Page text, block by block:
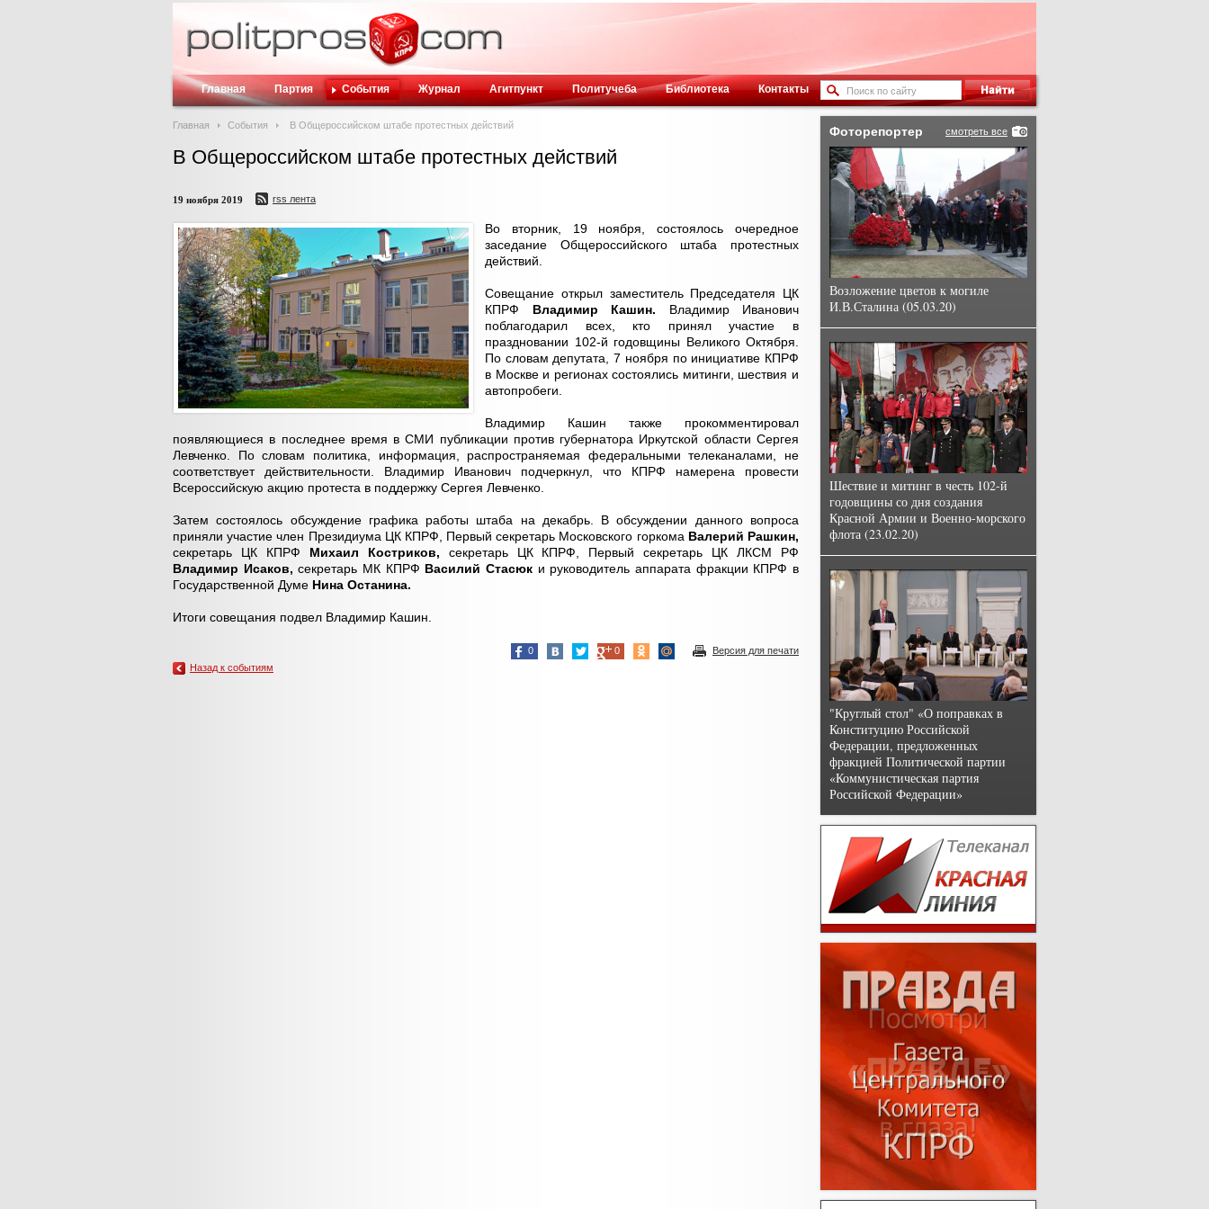
Главная Партия События Журнал Агитпункт Политучеба Библиотека Контакты
Главная События В Общероссийском штабе протестных действий
В Общероссийском штабе протестных действий
19 ноября 2019 rss лента
Во вторник, 19 ноября, состоялось очередное
заседание Общероссийского штаба протестных
действий.
Совещание открыл заместитель Председателя ЦК
КПРФ Владимир Кашин. Владимир Иванович
поблагодарил всех, кто принял участие в
праздновании 102-й годовщины Великого Октября.
По словам депутата, 7 ноября по инициативе КПРФ
в Москве и регионах состоялись митинги, шествия и
автопробеги.
Владимир Кашин также прокомментировал
появляющиеся в последнее время в СМИ публикации против губернатора Иркутской области Сергея
Левченко. По словам политика, информация, распространяемая федеральными телеканалами, не
соответствует действительности. Владимир Иванович подчеркнул, что КПРФ намерена провести
Всероссийскую акцию протеста в поддержку Сергея Левченко.
Затем состоялось обсуждение графика работы штаба на декабрь. В обсуждении данного вопроса
приняли участие член Президиума ЦК КПРФ, Первый секретарь Московского горкома Валерий Рашкин,
секретарь ЦК КПРФ Михаил Костриков, секретарь ЦК КПРФ, Первый секретарь ЦК ЛКСМ РФ
Владимир Исаков,секретарь МК КПРФ Василий Стасюк и руководитель аппарата фракции КПРФ в
Государственной Думе Нина Останина.
Итоги совещания подвел Владимир Кашин.
Версия для печати
0
0
Назад к событиям
смотреть все
Фоторепортер
Возложение цветов к могиле
И.В.Сталина (05.03.20)
Шествие и митинг в честь 102-й
годовщины со дня создания
Красной Армии и Военно-морского
флота (23.02.20)
"Круглый стол" «О поправках в
Конституцию Российской
Федерации, предложенных
фракцией Политической партии
«Коммунистическая партия
Российской Федерации»